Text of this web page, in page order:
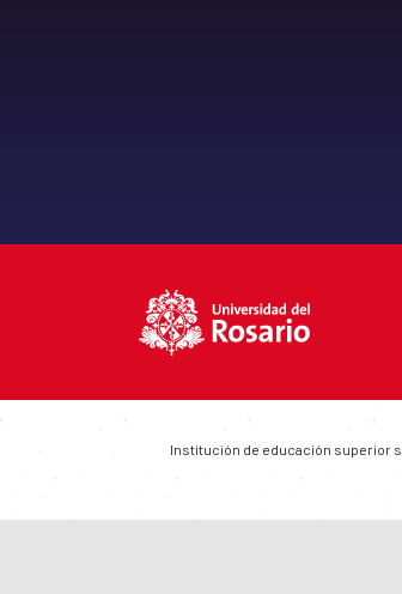
Institución de educación superior